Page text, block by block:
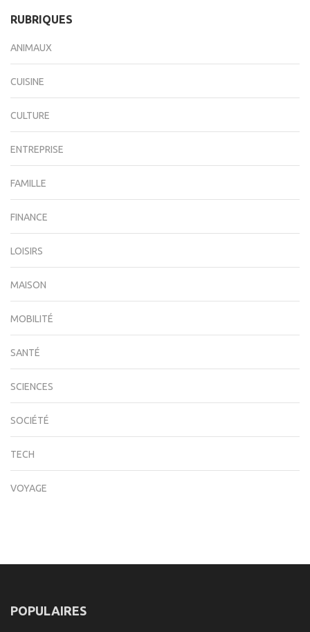
RUBRIQUES
ANIMAUX
CUISINE
CULTURE
ENTREPRISE
FAMILLE
FINANCE
LOISIRS
MAISON
MOBILITÉ
SANTÉ
SCIENCES
SOCIÉTÉ
TECH
VOYAGE
POPULAIRES